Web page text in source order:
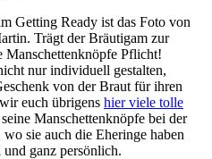
Getting Ready ist das Foto von
Trägt der Bräutigam zur
Manschettenknöpfe Pflicht!
nur individuell gestalten,
von der Braut für ihren
euch übrigens hier viele tolle
Manschettenknöpfe bei der
sie auch die Eheringe haben
ganz persönlich.